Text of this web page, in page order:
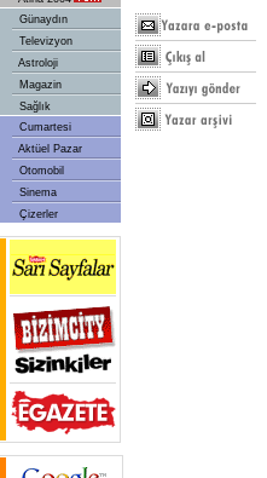
Günaydın
Televizyon
Astroloji
Magazin
Sağlık
Cumartesi
Aktüel Pazar
Otomobil
Sinema
Çizerler